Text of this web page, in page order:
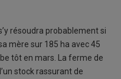
résoudra probablement si
mère sur 185 ha avec 45
tôt en mars. La ferme de
stock rassurant de